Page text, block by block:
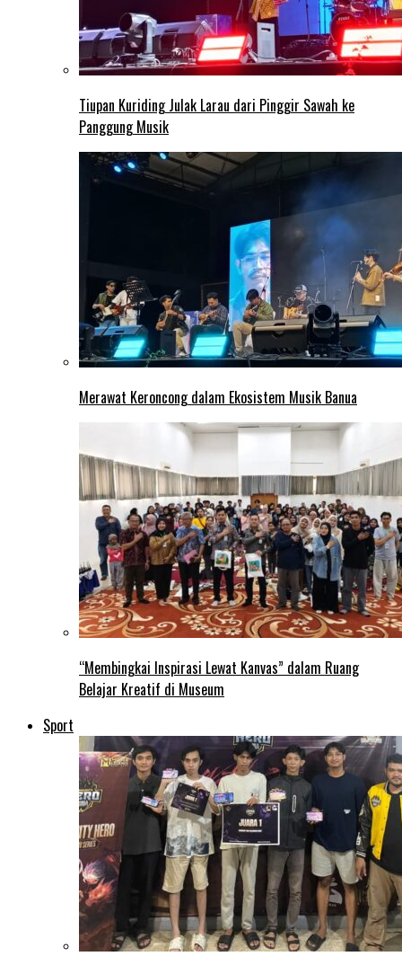
Tiupan Kuriding Julak Larau dari Pinggir Sawah ke
Panggung Musik
Merawat Keroncong dalam Ekosistem Musik Banua
“Membingkai Inspirasi Lewat Kanvas” dalam Ruang
Belajar Kreatif di Museum
Sport